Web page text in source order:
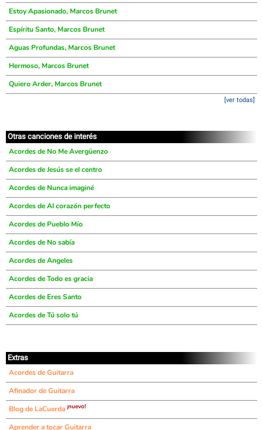
Estoy Apasionado, Marcos Brunet
Espíritu Santo, Marcos Brunet
Aguas Profundas, Marcos Brunet
Hermoso, Marcos Brunet
Quiero Arder, Marcos Brunet
[ver todas]
Otras canciones de interés
Acordes de No Me Avergüenzo
Acordes de Jesús se el centro
Acordes de Nunca imaginé
Acordes de Al corazón perfecto
Acordes de Pueblo Mío
Acordes de No sabía
Acordes de Angeles
Acordes de Todo es gracia
Acordes de Eres Santo
Acordes de Tú solo tú
Extras
Acordes de Guitarra
Afinador de Guitarra
Blog de LaCuerda ¡nuevo!
Aprender a tocar Guitarra